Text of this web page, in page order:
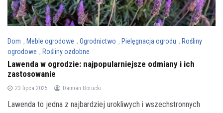
Dom , Meble ogrodowe , Ogrodnictwo , Pielęgnacja ogrodu , Rośliny
ogrodowe , Rośliny ozdobne
Lawenda w ogrodzie: najpopularniejsze odmiany i ich
zastosowanie
23 lipca 2025 Damian Borucki
Lawenda to jedna z najbardziej urokliwych i wszechstronnych